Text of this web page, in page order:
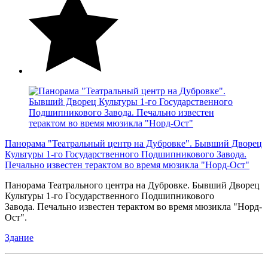
Панорама "Театральный центр на Дубровке". Бывший Дворец
Культуры 1-го Государственного Подшипникового Завода.
Печально известен терактом во время мюзикла "Норд-Ост"
Панорама Театрального центра на Дубровке. Бывший Дворец
Культуры 1-го Государственного Подшипникового
Завода. Печально известен терактом во время мюзикла "Норд-
Ост".
Здание